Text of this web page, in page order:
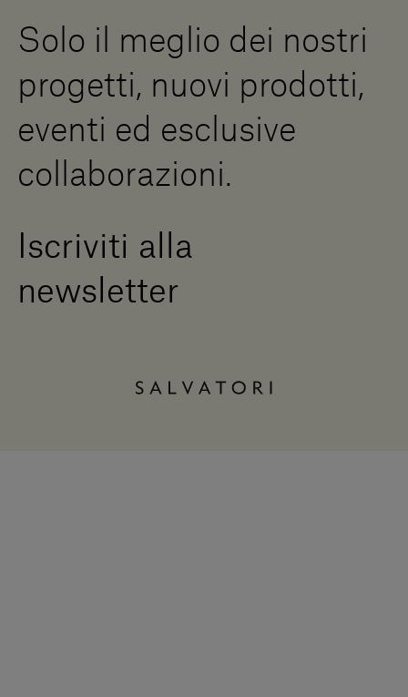
Diventa un rivenditore
Press Area
Solo il meglio dei nostri
progetti, nuovi prodotti,
eventi ed esclusive
collaborazioni.
Iscriviti alla
newsletter